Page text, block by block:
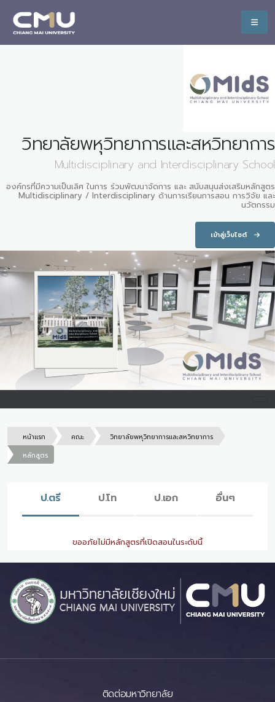
วิทยาลัยพหุวิทยาการและสหวิทยาการ
Multidisciplinary and Interdisciplinary School
องค์กรที่มีความเป็นเลิศ ในการ ร่วมพัฒนาจัดการ และ สนับสนุนส่งเสริมหลักสูตร
Multidisciplinary / Interdisciplinary ด้านการเรียนการสอน การวิจัย และ
นวัตกรรม
เข้าสู่เว็บไซต์
หน้าแรก คณะ
วิทยาลัยพหุวิทยาการและสหวิทยาการ
หลักสูตร
ป.ตรี ป.โท ป.เอก อื่นๆ
ขออภัยไม่มีหลักสูตรที่เปิดสอนในระดับนี้
ติดต่อมหาวิทยาลัย